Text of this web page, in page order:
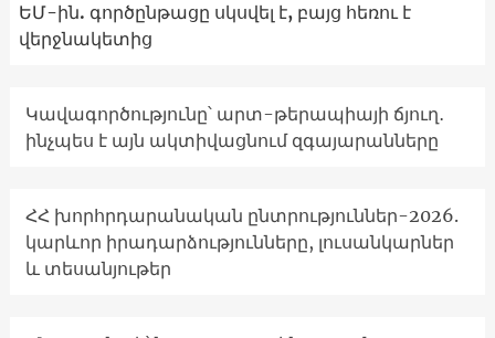
ԵՄ-ին. գործընթացը սկսվել է, բայց հեռու է
վերջնակետից
Կավագործությունը՝ արտ-թերապիայի ճյուղ․
ինչպես է այն ակտիվացնում զգայարանները
ՀՀ խորհրդարանական ընտրություններ-2026.
կարևոր իրադարձությունները, լուսանկարներ
և տեսանյութեր